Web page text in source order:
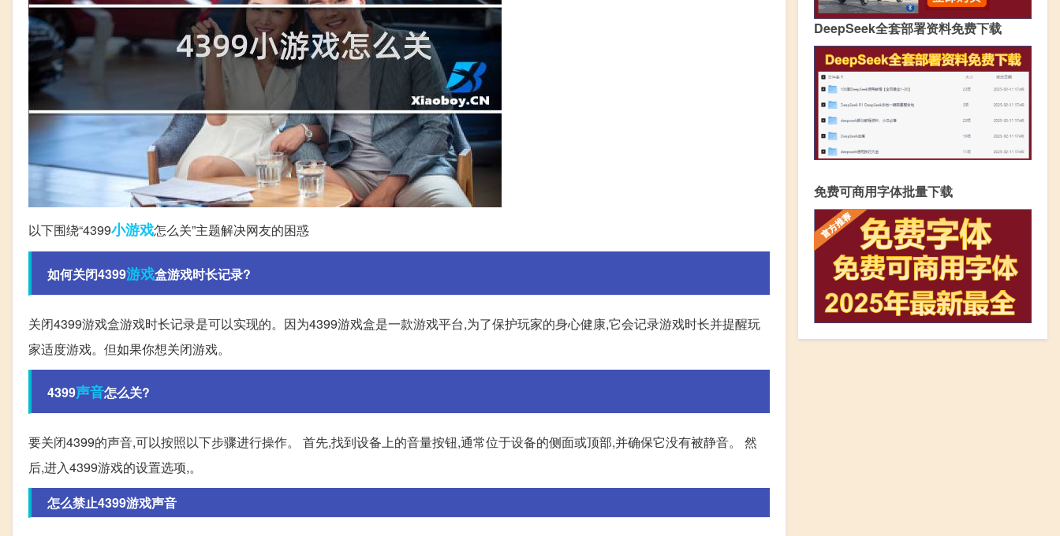
以下围绕“4399小游戏怎么关”主题解决网友的困惑
如何关闭4399游戏盒游戏时长记录?
关闭4399游戏盒游戏时长记录是可以实现的。因为4399游戏盒是一款游戏平台,为了保护玩家的身心健康,它会记录游戏时长并提醒玩
家适度游戏。但如果你想关闭游戏。
4399声音怎么关?
要关闭4399的声音,可以按照以下步骤进行操作。 首先,找到设备上的音量按钮,通常位于设备的侧面或顶部,并确保它没有被静音。 然
后,进入4399游戏的设置选项,。
怎么禁止4399游戏声音
DeepSeek全套部署资料免费下载
免费可商用字体批量下载